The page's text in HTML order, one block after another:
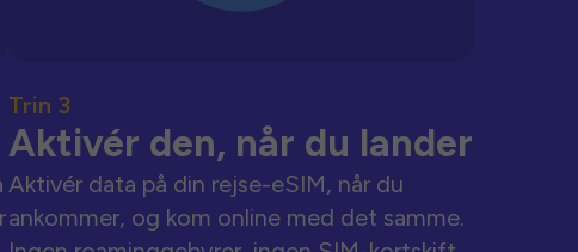
Trin 3
Aktivér den, når du lander
Aktivér data på din rejse-eSIM, når du
ankommer, og kom online med det samme.